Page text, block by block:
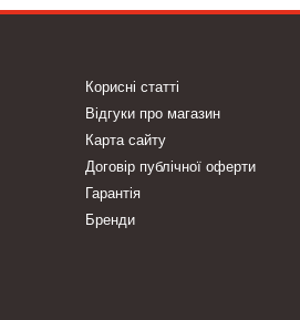
Корисні статті
Відгуки про магазин
Карта сайту
Договір публічної оферти
Гарантія
Бренди